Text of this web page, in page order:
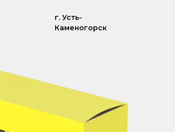
г. Усть-
Каменогорск